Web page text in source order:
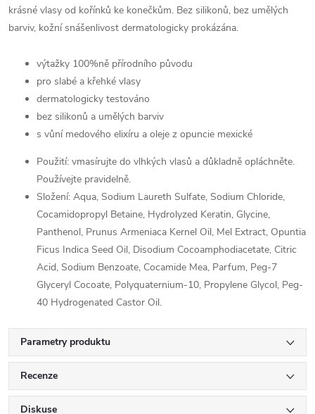
krásné vlasy od kořínků ke konečkům. Bez silikonů, bez umělých
barviv, kožní snášenlivost dermatologicky prokázána.
výtažky 100%ně přírodního původu
pro slabé a křehké vlasy
dermatologicky testováno
bez silikonů a umělých barviv
s vůní medového elixíru a oleje z opuncie mexické
Použití: vmasírujte do vlhkých vlasů a důkladně opláchněte.
Používejte pravidelně.
Složení: Aqua, Sodium Laureth Sulfate, Sodium Chloride,
Cocamidopropyl Betaine, Hydrolyzed Keratin, Glycine,
Panthenol, Prunus Armeniaca Kernel Oil, Mel Extract, Opuntia
Ficus Indica Seed Oil, Disodium Cocoamphodiacetate, Citric
Acid, Sodium Benzoate, Cocamide Mea, Parfum, Peg-7
Glyceryl Cocoate, Polyquaternium-10, Propylene Glycol, Peg-
40 Hydrogenated Castor Oil.
Parametry produktu
Recenze
Diskuse